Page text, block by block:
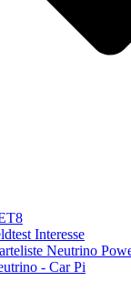
Interesse
Neutrino
- Car Pi